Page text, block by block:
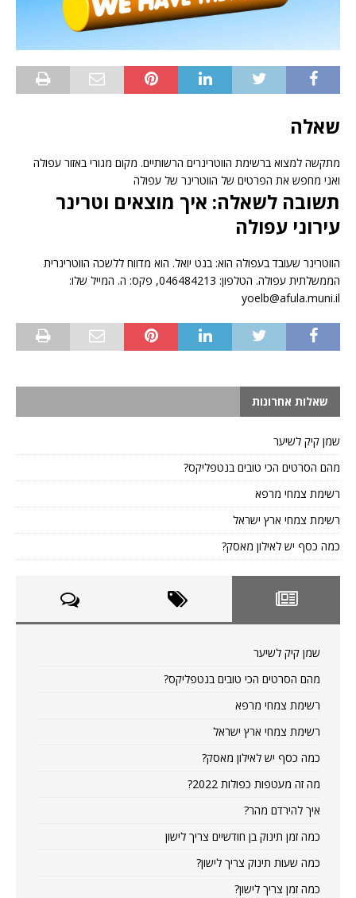
שאלה
מתקשה למצוא ברשימת הווטרינרים הרשותיים. מקום מגורי באזור עפולה
ואני מחפש את הפרטים של הווטרינר של עפולה
תשובה לשאלה: איך מוצאים וטרינר
עירוני עפולה
הווטרינר שעובד בעפולה הוא: בנט יואל. הוא מדווח ללשכה הווטרינרית
הממשלתית עפולה. הטלפון: 046484213, פקס: ה. המייל שלו:
yoelb@afula.muni.il
שאלות אחרונות
שמן קיק לשיער
מהם הסרטים הכי טובים בנטפליקס?
רשימת צמחי מרפא
רשימת צמחי ארץ ישראל
כמה כסף יש לאילון מאסק?
שמן קיק לשיער
מהם הסרטים הכי טובים בנטפליקס?
רשימת צמחי מרפא
רשימת צמחי ארץ ישראל
כמה כסף יש לאילון מאסק?
מה זה מעטפות כפולות 2022?
איך להירדם מהר?
כמה זמן תינוק בן חודשיים צריך לישון
כמה שעות תינוק צריך לישון?
כמה זמן צריך לישון?